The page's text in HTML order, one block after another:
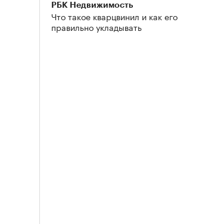
РБК Недвижимость
Что такое кварцвинил и как его
правильно укладывать